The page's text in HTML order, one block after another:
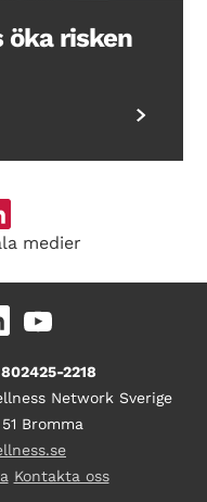
öka risken
medier
2218
Network Sverige
Bromma
Kontakta oss